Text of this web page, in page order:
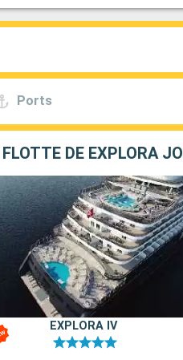
Ports
DE EXPLORA
EXPLORA IV